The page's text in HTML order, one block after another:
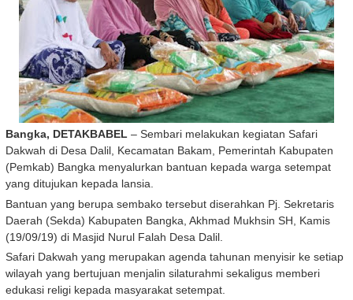
Bangka, DETAKBABEL – Sembari melakukan kegiatan Safari
Dakwah di Desa Dalil, Kecamatan Bakam, Pemerintah Kabupaten
(Pemkab) Bangka menyalurkan bantuan kepada warga setempat
yang ditujukan kepada lansia.
Bantuan yang berupa sembako tersebut diserahkan Pj. Sekretaris
Daerah (Sekda) Kabupaten Bangka, Akhmad Mukhsin SH, Kamis
(19/09/19) di Masjid Nurul Falah Desa Dalil.
Safari Dakwah yang merupakan agenda tahunan menyisir ke setiap
wilayah yang bertujuan menjalin silaturahmi sekaligus memberi
edukasi religi kepada masyarakat setempat.